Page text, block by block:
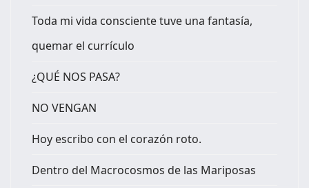
Toda mi vida consciente tuve una fantasía,
quemar el currículo
¿QUÉ NOS PASA?
NO VENGAN
Hoy escribo con el corazón roto.
Dentro del Macrocosmos de las Mariposas